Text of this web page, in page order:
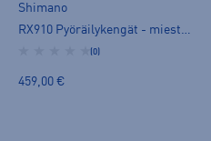
Shimano
(0)
459,00 €